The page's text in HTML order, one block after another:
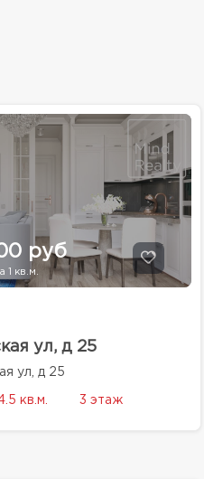
руб
1 кв.м.
ул, д 25
ул, д 25
кв.м. 3 этаж